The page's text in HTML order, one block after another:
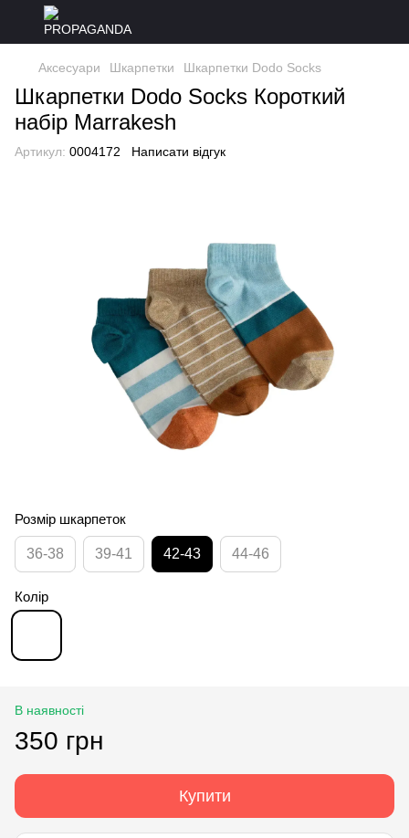
Аксесуари Шкарпетки Шкарпетки Dodo Socks
Шкарпетки Dodo Socks Короткий
набір Marrakesh
Артикул: 0004172 Написати відгук
Розмір шкарпеток
36-38 39-41 42-43 44-46
Колір
В наявності
350 грн
Купити